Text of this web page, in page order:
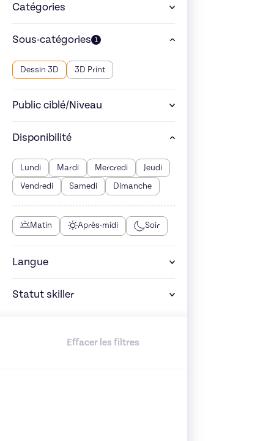
Catégories
Sous-catégories 1
Dessin 3D 3D Print
Public ciblé/Niveau
Disponibilité
Lundi Mardi Mercredi
Jeudi
Vendredi
Samedi Dimanche
Matin Après-midi Soir
Langue
Statut skiller
Effacer les filtres